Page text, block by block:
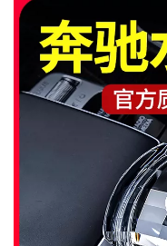
Liên
hệ
MUA
NHIỀU
NHẤT